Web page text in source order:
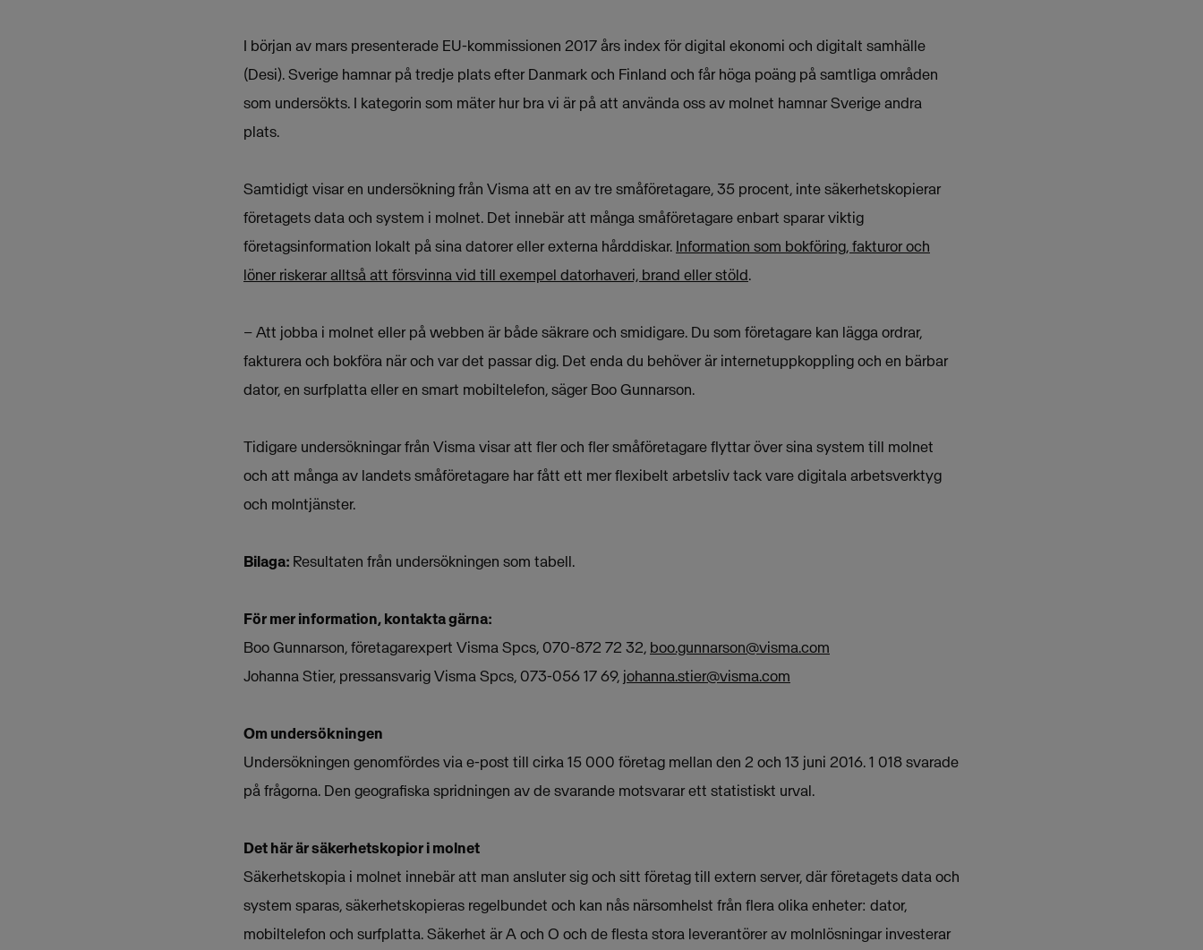
I början av mars presenterade EU-kommissionen 2017 års index för digital ekonomi och digitalt samhälle
(Desi). Sverige hamnar på tredje plats efter Danmark och Finland och får höga poäng på samtliga områden
som undersökts. I kategorin som mäter hur bra vi är på att använda oss av molnet hamnar Sverige andra
plats.
Samtidigt visar en undersökning från Visma att en av tre småföretagare, 35 procent, inte säkerhetskopierar
företagets data och system i molnet. Det innebär att många småföretagare enbart sparar viktig
företagsinformation lokalt på sina datorer eller externa hårddiskar. Information som bokföring, fakturor och
löner riskerar alltså att försvinna vid till exempel datorhaveri, brand eller stöld.
– Att jobba i molnet eller på webben är både säkrare och smidigare. Du som företagare kan lägga ordrar,
fakturera och bokföra när och var det passar dig. Det enda du behöver är internetuppkoppling och en bärbar
dator, en surfplatta eller en smart mobiltelefon, säger Boo Gunnarson.
Tidigare undersökningar från Visma visar att fler och fler småföretagare flyttar över sina system till molnet
och att många av landets småföretagare har fått ett mer flexibelt arbetsliv tack vare digitala arbetsverktyg
och molntjänster.
Bilaga: Resultaten från undersökningen som tabell.
För mer information, kontakta gärna:
Boo Gunnarson, företagarexpert Visma Spcs, 070-872 72 32, boo.gunnarson@visma.com
Johanna Stier, pressansvarig Visma Spcs, 073-056 17 69, johanna.stier@visma.com
Om undersökningen
Undersökningen genomfördes via e-post till cirka 15 000 företag mellan den 2 och 13 juni 2016. 1 018 svarade
på frågorna. Den geografiska spridningen av de svarande motsvarar ett statistiskt urval.
Det här är säkerhetskopior i molnet
Säkerhetskopia i molnet innebär att man ansluter sig och sitt företag till extern server, där företagets data och
system sparas, säkerhetskopieras regelbundet och kan nås närsomhelst från flera olika enheter: dator,
mobiltelefon och surfplatta. Säkerhet är A och O och de flesta stora leverantörer av molnlösningar investerar